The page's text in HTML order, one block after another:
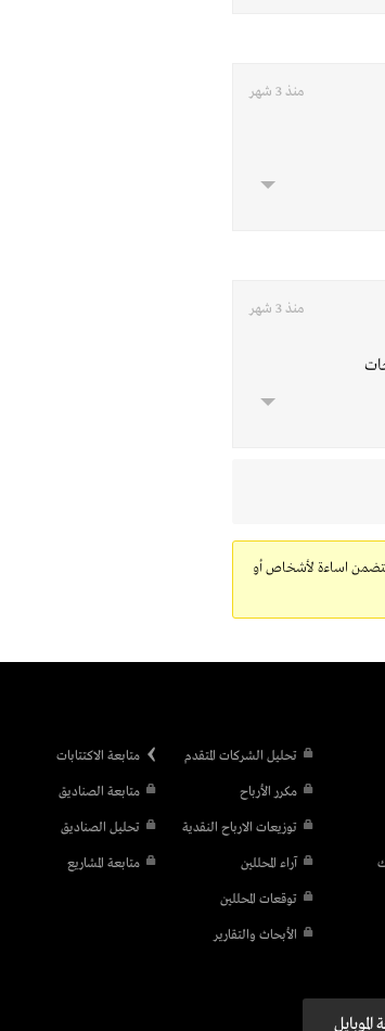
منذ 3 شهر
منذ 3 شهر
تتضمن اساءة لأشخاص أو
تحليل الشركات المتقدم
مكرر الأرباح
توزيعات الارباح النقدية
آراء المحللين
توقعات المحللين
الأبحاث والتقارير
متابعة الاكتتابات
متابعة الصناديق
تحليل الصناديق
متابعة المشاريع